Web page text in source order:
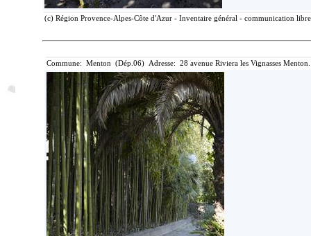
(c) Région Provence-Alpes-Côte d'Azur - Inventaire général - communication
Commune: Menton (Dép.06) Adresse: 28 avenue Riviera les Vignasses